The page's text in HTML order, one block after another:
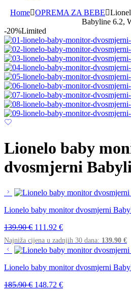
Home OPREMA ZA BEBE
Babyline 6.2,
-20%Limited
Lionelo baby
dvosmjerni
Lionelo baby monitor dvosmjerni
139.90€ 111.92 €
Najniža cijena u zadnjih 30 dana: 139.90 €
Lionelo baby monitor dvosmjerni
185.90€ 148.72 €